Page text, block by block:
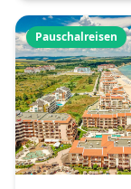
Pauschalreisen